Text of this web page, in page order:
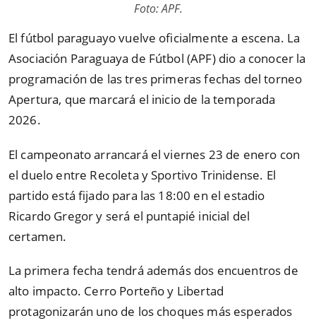
Foto: APF.
El fútbol paraguayo vuelve oficialmente a escena. La
Asociación Paraguaya de Fútbol (APF) dio a conocer la
programación de las tres primeras fechas del torneo
Apertura, que marcará el inicio de la temporada
2026.
El campeonato arrancará el viernes 23 de enero con
el duelo entre Recoleta y Sportivo Trinidense. El
partido está fijado para las 18:00 en el estadio
Ricardo Gregor y será el puntapié inicial del
certamen.
La primera fecha tendrá además dos encuentros de
alto impacto. Cerro Porteño y Libertad
protagonizarán uno de los choques más esperados